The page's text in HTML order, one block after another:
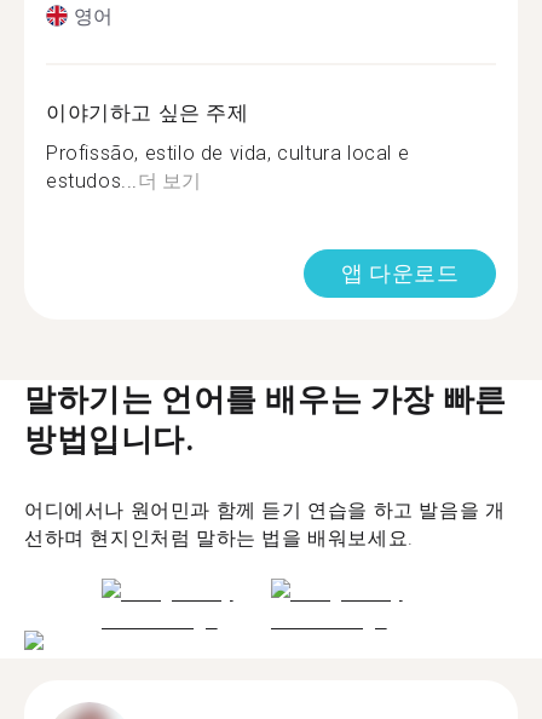
영어
이야기하고 싶은 주제
Profissão, estilo de vida, cultura local e
estudos... 더 보기
앱 다운로드
말하기는 언어를 배우는 가장 빠른
방법입니다.
어디에서나 원어민과 함께 듣기 연습을 하고 발음을 개
선하며 현지인처럼 말하는 법을 배워보세요.